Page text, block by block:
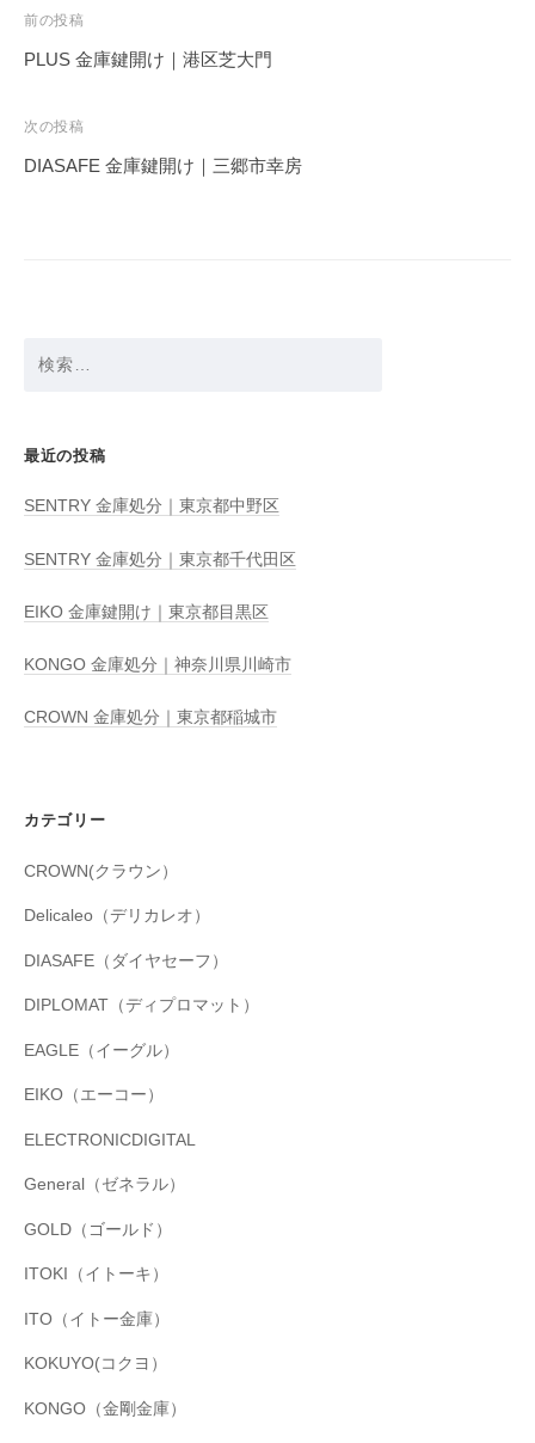
投
稿
ビ
ゲ
前の投稿
PLUS 金庫鍵開け｜港区芝大門
次の投稿
DIASAFE 金庫鍵開け｜三郷市幸房
最近の投稿
SENTRY 金庫処分｜東京都中野区
SENTRY 金庫処分｜東京都千代田区
EIKO 金庫鍵開け｜東京都目黒区
KONGO 金庫処分｜神奈川県川崎市
CROWN 金庫処分｜東京都稲城市
カテゴリー
CROWN(クラウン）
Delicaleo（デリカレオ）
DIASAFE（ダイヤセーフ）
DIPLOMAT（ディプロマット）
EAGLE（イーグル）
EIKO（エーコー）
ELECTRONICDIGITAL
General（ゼネラル）
GOLD（ゴールド）
ITOKI（イトーキ）
ITO（イトー金庫）
KOKUYO(コクヨ）
KONGO（金剛金庫）